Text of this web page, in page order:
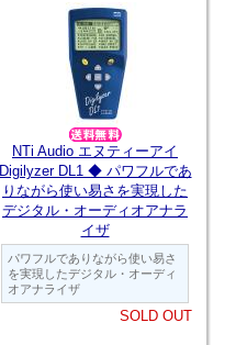
NTi Audio エヌティーアイ
Digilyzer DL1 ◆ パワフルであ
りながら使い易さを実現した
デジタル・オーディオアナラ
イザ
パワフルでありながら使い易さ
を実現したデジタル・オーディ
オアナライザ
SOLD OUT